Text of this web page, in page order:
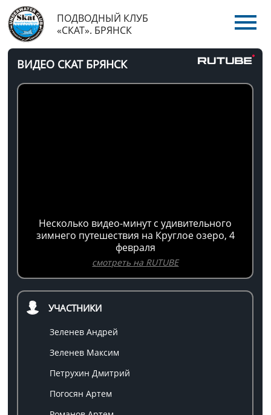
ПОДВОДНЫЙ КЛУБ
«СКАТ». БРЯНСК
ВИДЕО СКАТ БРЯНСК
Несколько видео-минут с удивительного
зимнего путешествия на Круглое озеро, 4
февраля
смотреть на RUTUBE
УЧАСТНИКИ
Зеленев Андрей
Зеленев Максим
Петрухин Дмитрий
Погосян Артем